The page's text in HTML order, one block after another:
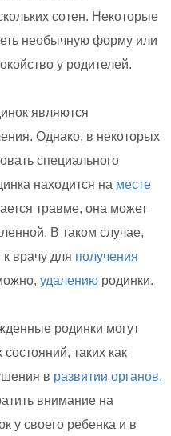
сотен. Некоторые
необычную форму или
у родителей.
являются
Однако, в некоторых
специального
находится на месте
травме, она может
В таком случае,
врачу для получения
удалению родинки.
родинки могут
таких как
в развитии органов.
внимание на
у своего ребенка и в